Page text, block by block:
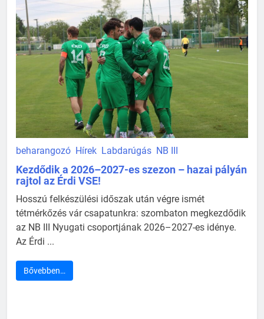
beharangozó Hírek Labdarúgás NB III
Kezdődik a 2026–2027-es szezon – hazai pályán
rajtol az Érdi VSE!
Hosszú felkészülési időszak után végre ismét
tétmérkőzés vár csapatunkra: szombaton megkezdődik
az NB III Nyugati csoportjának 2026–2027-es idénye.
Az Érdi ...
Bővebben…